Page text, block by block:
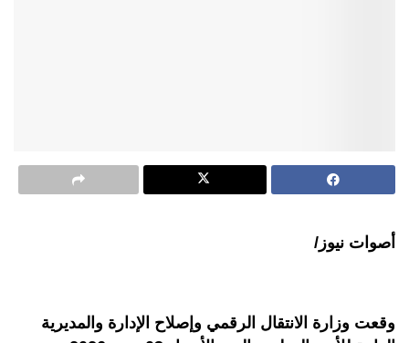
أصوات نيوز/
وقعت وزارة الانتقال الرقمي وإصلاح الإدارة والمديرية